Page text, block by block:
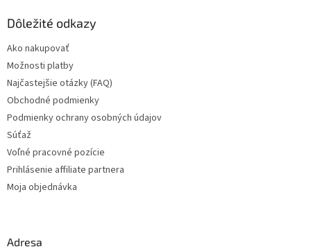
Dôležité odkazy
Ako nakupovať
Možnosti platby
Najčastejšie otázky (FAQ)
Obchodné podmienky
Podmienky ochrany osobných údajov
Súťaž
Voľné pracovné pozície
Prihlásenie affiliate partnera
Moja objednávka
Adresa